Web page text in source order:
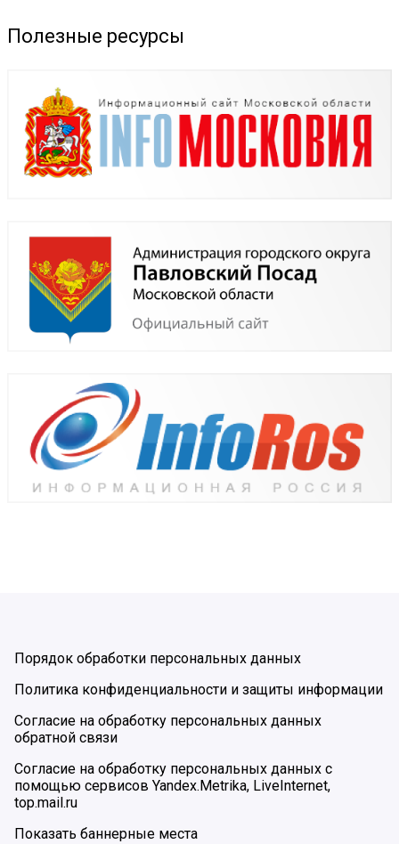
Полезные ресурсы
Порядок обработки персональных данных
Политика конфиденциальности и защиты информации
Согласие на обработку персональных данных
обратной связи
Согласие на обработку персональных данных с
помощью сервисов Yandex.Metrika, LiveInternet,
top.mail.ru
Показать баннерные места